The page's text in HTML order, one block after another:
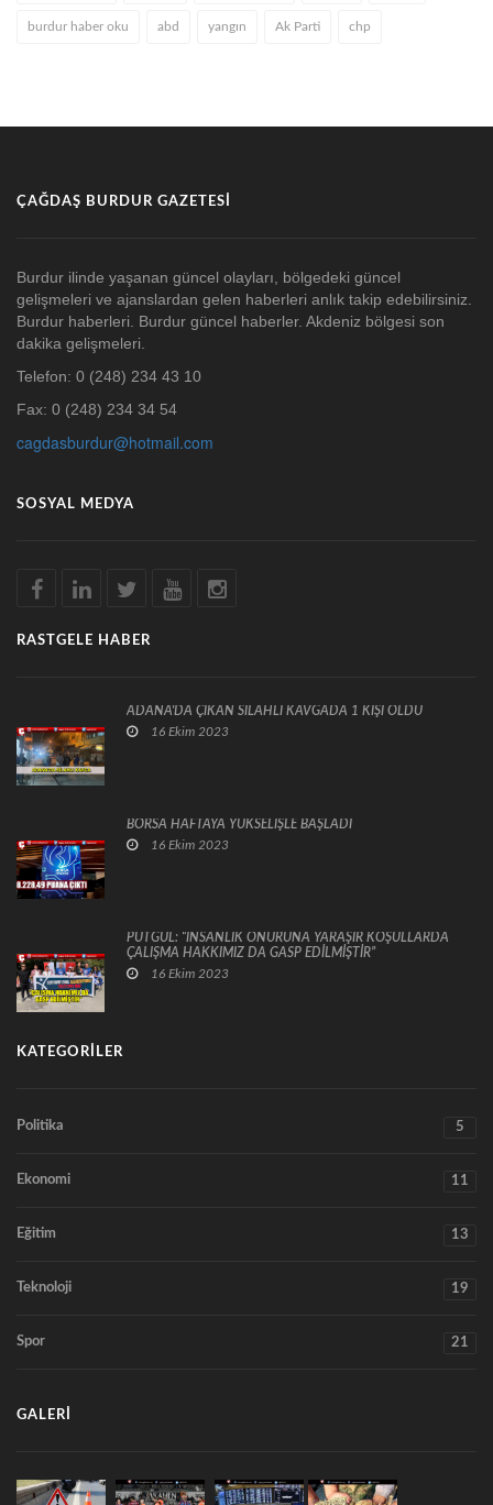
burdur haber oku abd yangın Ak Parti chp
ÇAĞDAŞ BURDUR GAZETESI
Burdur ilinde yaşanan güncel olayları, bölgedeki güncel
gelişmeleri ve ajanslardan gelen haberleri anlık takip edebilirsiniz.
Burdur haberleri. Burdur güncel haberler. Akdeniz bölgesi son
dakika gelişmeleri.
Telefon: 0 (248) 234 43 10
Fax: 0 (248) 234 34 54
cagdasburdur@hotmail.com
SOSYAL MEDYA
RASTGELE HABER
ADANA'DA ÇIKAN SİLAHLI KAVGADA 1 KİŞİ ÖLDÜ
16 Ekim 2023
BORSA HAFTAYA YÜKSELİŞLE BAŞLADI
16 Ekim 2023
PUTGÜL: “İNSANLIK ONURUNA YARAŞIR KOŞULLARDA
ÇALIŞMA HAKKIMIZ DA GASP EDİLMİŞTİR”
16 Ekim 2023
KATEGORILER
Politika 5
Ekonomi 11
Eğitim 13
Teknoloji 19
Spor 21
GALERI